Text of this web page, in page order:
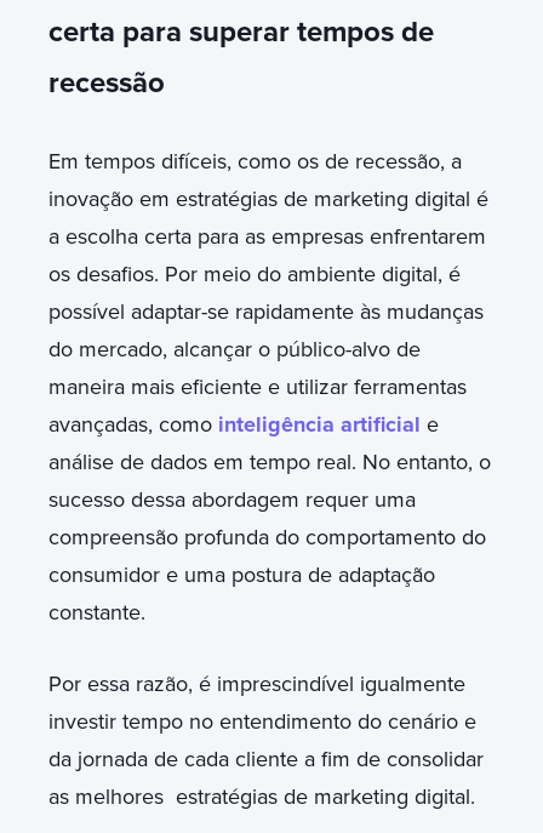
certa para superar tempos de
recessão
Em tempos difíceis, como os de recessão, a
inovação em estratégias de marketing digital é
a escolha certa para as empresas enfrentarem
os desafios. Por meio do ambiente digital, é
possível adaptar-se rapidamente às mudanças
do mercado, alcançar o público-alvo de
maneira mais eficiente e utilizar ferramentas
avançadas, como inteligência artificial e
análise de dados em tempo real. No entanto, o
sucesso dessa abordagem requer uma
compreensão profunda do comportamento do
consumidor e uma postura de adaptação
constante.
Por essa razão, é imprescindível igualmente
investir tempo no entendimento do cenário e
da jornada de cada cliente a fim de consolidar
as melhores estratégias de marketing digital.